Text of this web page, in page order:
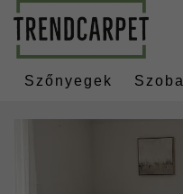
Szőnyegek Szoba